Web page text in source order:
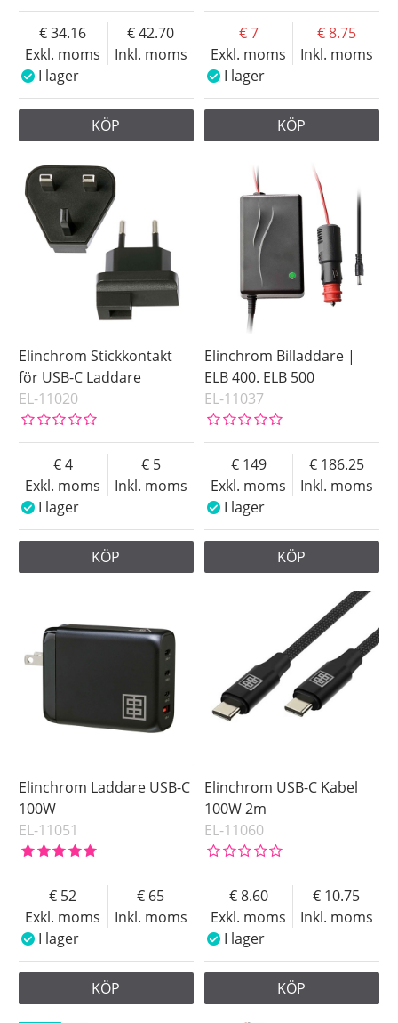
Exkl. moms
34.16
Inkl. moms
42.70
I lager
KÖP
Exkl. moms
7
Inkl. moms
8.75
I lager
KÖP
Elinchrom Stickkontakt
för USB-C Laddare
EL-11020
Exkl. moms
4
Inkl. moms
5
I lager
KÖP
Elinchrom Billaddare |
ELB 400. ELB 500
EL-11037
Exkl. moms
149
Inkl. moms
186.25
I lager
KÖP
Elinchrom Laddare USB-C
100W
EL-11051
Exkl. moms
52
Inkl. moms
65
I lager
KÖP
Elinchrom USB-C Kabel
100W 2m
EL-11060
Exkl. moms
8.60
Inkl. moms
10.75
I lager
KÖP